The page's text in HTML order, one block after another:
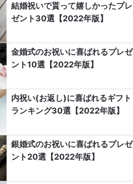
結婚祝いで貰って嬉しかったプレ
ゼント30選【2022年版】
金婚式のお祝いに喜ばれるプレゼ
ント10選【2022年版】
内祝い(お返し)に喜ばれるギフト
ランキング30選【2022年版】
銀婚式のお祝いに喜ばれるプレゼ
ント20選【2022年版】